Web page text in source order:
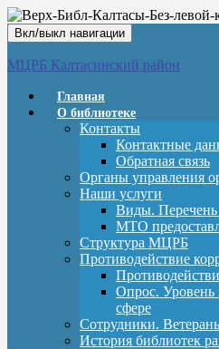
Вкл/выкл навигации
МЦРБ Калтасинский район
Главная
О библиотеке
Контакты
Контактные
Обратная связь
Органы управления
Наши услуги
Виды. Перечень
МТО
Структура МЦРБ
Противодействие
Опрос. Уровень
сфере
Сотрудники.
История библиотек